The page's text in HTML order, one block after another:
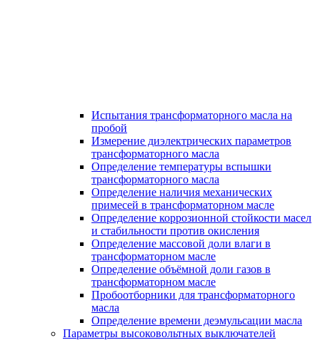
Испытания трансформаторного масла на
пробой
Измерение диэлектрических параметров
трансформаторного масла
Определение температуры вспышки
трансформаторного масла
Определение наличия механических
примесей в трансформаторном масле
Определение коррозионной стойкости масел
и стабильности против окисления
Определение массовой доли влаги в
трансформаторном масле
Определение объёмной доли газов в
трансформаторном масле
Пробоотборники для трансформаторного
масла
Определение времени деэмульсации масла
Параметры высоковольтных выключателей